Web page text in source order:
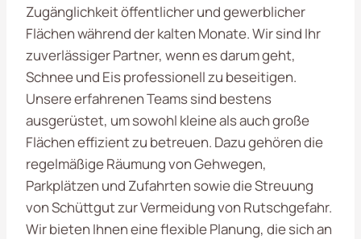
Zugänglichkeit öffentlicher und gewerblicher
Flächen während der kalten Monate. Wir sind Ihr
zuverlässiger Partner, wenn es darum geht,
Schnee und Eis professionell zu beseitigen.
Unsere erfahrenen Teams sind bestens
ausgerüstet, um sowohl kleine als auch große
Flächen effizient zu betreuen. Dazu gehören die
regelmäßige Räumung von Gehwegen,
Parkplätzen und Zufahrten sowie die Streuung
von Schüttgut zur Vermeidung von Rutschgefahr.
Wir bieten Ihnen eine flexible Planung, die sich an